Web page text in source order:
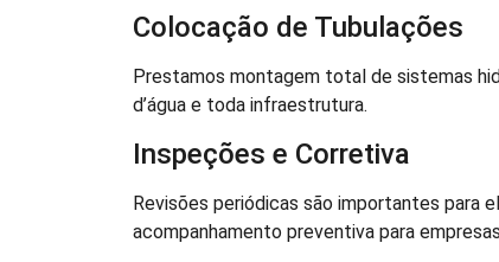
Colocação de Tubulações
Prestamos montagem total de sistemas
d’água e toda infraestrutura.
Inspeções e Corretiva
Revisões periódicas são importantes para
acompanhamento preventiva para